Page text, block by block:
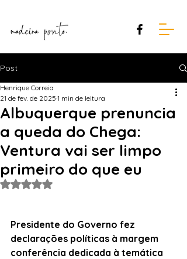
Post
Albuquerque prenuncia
a queda do Chega:
Ventura vai ser limpo
primeiro do que eu
Henrique Correia
21 de fev. de 2025 1 min de leitura
Avaliado com NaN de 5 estrelas.
Presidente do Governo fez
declarações políticas à margem
conferência dedicada à temática